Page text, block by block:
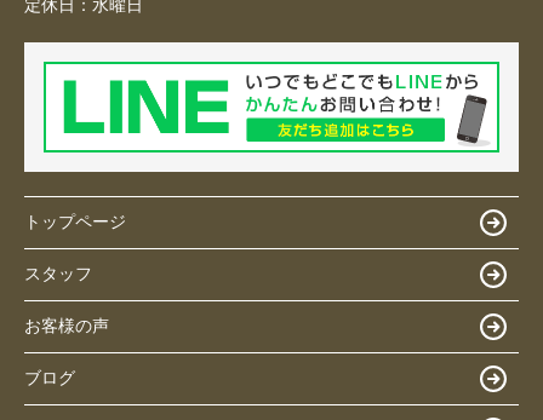
定休日： 水曜日
トップページ
スタッフ
お客様の声
ブログ